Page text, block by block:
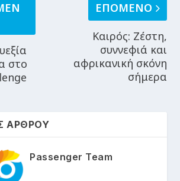
στο
ΕΠΟΜΕΝΟ
Καιρός: Ζέστη,
συννεφιά και
αφρικανική σκόνη
σήμερα
ΑΡΘΡΟΥ
Passenger Team